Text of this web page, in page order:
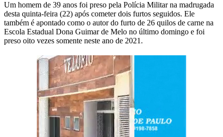
Um homem de 39 anos foi preso pela Polícia Militar na madrugada
desta quinta-feira (22) após cometer dois furtos seguidos. Ele
também é apontado como o autor do furto de 26 quilos de carne na
Escola Estadual Dona Guimar de Melo no último domingo e foi
preso oito vezes somente neste ano de 2021.